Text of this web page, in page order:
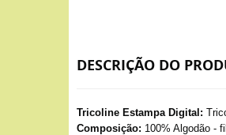
DESCRIÇÃO DO
Tricoline Estampa Digital:
Composição: 100% Algodão -